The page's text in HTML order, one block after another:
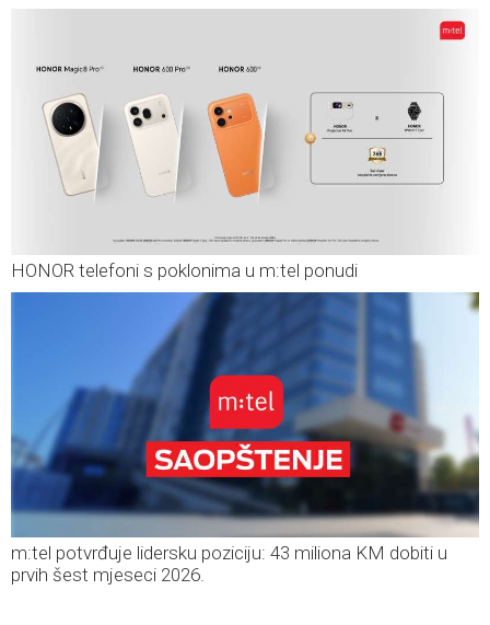
HONOR telefoni s poklonima u m:tel ponudi
m:tel potvrđuje lidersku poziciju: 43 miliona KM dobiti u
prvih šest mjeseci 2026.